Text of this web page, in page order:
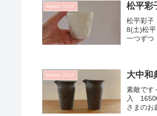
bonton.ブログ 松平
松平彩
8(土)松
一つずつ
bonton.ブログ 大中和
素敵で
入
さまのお